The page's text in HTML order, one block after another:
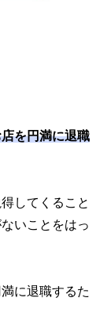
を円満に退職
してくること
いことをはっ
に退職するた